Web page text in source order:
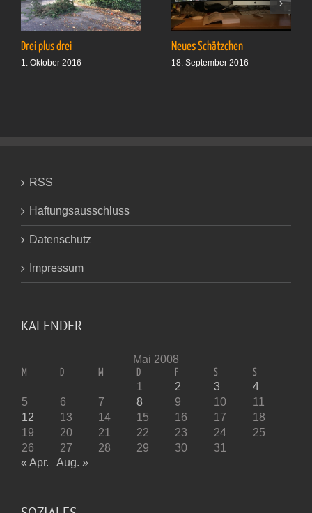
Drei plus drei
1. Oktober 2016
Neues Schätzchen
18. September 2016
RSS
Haftungsausschluss
Datenschutz
Impressum
KALENDER
Mai 2008
M D M D F S S
1 2 3
4
5
6 7 8 9 10
11
12
13 14 15 16 17
18
19
20 21 22 23 24
25
26
27 28 29 30
31
« Apr.
Aug. »